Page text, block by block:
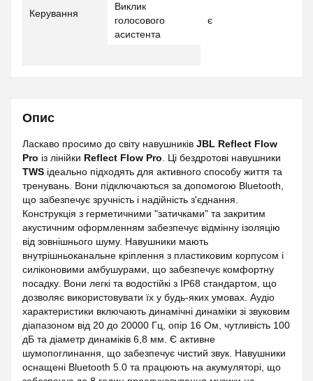
Керування
Виклик
голосового
асистента
є
Опис
Ласкаво просимо до світу навушників JBL Reflect Flow
Pro із лінійки Reflect Flow Pro . Ці бездротові навушники
TWS ідеально підходять для активного способу життя та
тренувань. Вони підключаються за допомогою Bluetooth,
що забезпечує зручність і надійність з'єднання.
Конструкція з герметичними "затичками" та закритим
акустичним оформленням забезпечує відмінну ізоляцію
від зовнішнього шуму. Навушники мають
внутрішньоканальне кріплення з пластиковим корпусом і
силіконовими амбушурами, що забезпечує комфортну
посадку. Вони легкі та водостійкі з IP68 стандартом, що
дозволяє використовувати їх у будь-яких умовах. Аудіо
характеристики включають динамічні динаміки зі звуковим
діапазоном від 20 до 20000 Гц, опір 16 Ом, чутливість 100
дБ та діаметр динаміків 6,8 мм. Є активне
шумопоглинання, що забезпечує чистий звук. Навушники
оснащені Bluetooth 5.0 та працюють на акумуляторі, що